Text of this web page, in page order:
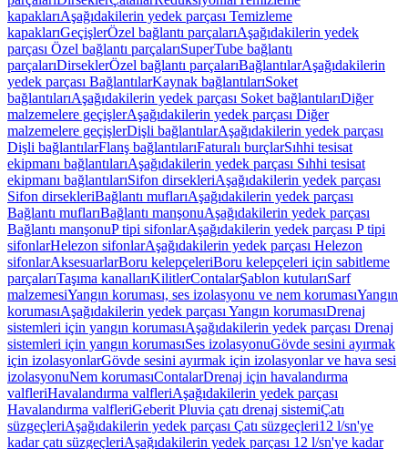
kapaklarıAşağıdakilerin yedek parçası Temizleme
kapaklarıGeçişlerÖzel bağlantı parçalarıAşağıdakilerin yedek
parçası Özel bağlantı parçalarıSuperTube bağlantı
parçalarıDirseklerÖzel bağlantı parçalarıBağlantılarAşağıdakilerin
yedek parçası BağlantılarKaynak bağlantılarıSoket
bağlantılarıAşağıdakilerin yedek parçası Soket bağlantılarıDiğer
malzemelere geçişlerAşağıdakilerin yedek parçası Diğer
malzemelere geçişlerDişli bağlantılarAşağıdakilerin yedek parçası
Dişli bağlantılarFlanş bağlantılarıFaturalı burçlarSıhhi tesisat
ekipmanı bağlantılarıAşağıdakilerin yedek parçası Sıhhi tesisat
ekipmanı bağlantılarıSifon dirsekleriAşağıdakilerin yedek parçası
Sifon dirsekleriBağlantı muflarıAşağıdakilerin yedek parçası
Bağlantı muflarıBağlantı manşonuAşağıdakilerin yedek parçası
Bağlantı manşonuP tipi sifonlarAşağıdakilerin yedek parçası P tipi
sifonlarHelezon sifonlarAşağıdakilerin yedek parçası Helezon
sifonlarAksesuarlarBoru kelepçeleriBoru kelepçeleri için sabitleme
parçalarıTaşıma kanallarıKilitlerContalarŞablon kutularıSarf
malzemesiYangın koruması, ses izolasyonu ve nem korumasıYangın
korumasıAşağıdakilerin yedek parçası Yangın korumasıDrenaj
sistemleri için yangın korumasıAşağıdakilerin yedek parçası Drenaj
sistemleri için yangın korumasıSes izolasyonuGövde sesini ayırmak
için izolasyonlarGövde sesini ayırmak için izolasyonlar ve hava sesi
izolasyonuNem korumasıContalarDrenaj için havalandırma
valfleriHavalandırma valfleriAşağıdakilerin yedek parçası
Havalandırma valfleriGeberit Pluvia çatı drenaj sistemiÇatı
süzgeçleriAşağıdakilerin yedek parçası Çatı süzgeçleri12 l/sn'ye
kadar çatı süzgeçleriAşağıdakilerin yedek parçası 12 l/sn'ye kadar